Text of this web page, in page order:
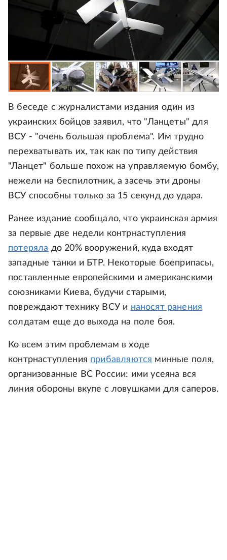
В беседе с журналистами издания один из
украинских бойцов заявил, что "Ланцеты" для
ВСУ - "очень большая проблема". Им трудно
перехватывать их, так как по типу действия
"Ланцет" больше похож на управляемую бомбу,
нежели на беспилотник, а засечь эти дроны
ВСУ способны только за 15 секунд до удара.
Ранее издание сообщало, что украинская армия
за первые две недели контрнаступления
потеряла до 20% вооружений, куда входят
западные танки и БТР. Некоторые боеприпасы,
поставленные европейскими и американскими
союзниками Киева, будучи старыми,
повреждают технику ВСУ и наносят ранения
солдатам еще до выхода на поле боя.
Ко всем этим проблемам в ходе
контрнаступления прибавляются минные поля,
организованные ВС России: ими усеяна вся
линия обороны вкупе с ловушками для саперов.